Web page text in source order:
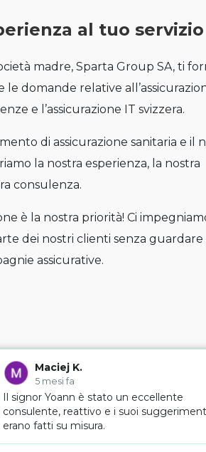
al tuo servizio
madre, Sparta Group SA, ti
domande relative
e l’assicurazione IT svizzera.
di assicurazione sanitaria e il
la nostra esperienza, la nostra
consulenza.
è la nostra priorità! Ci
dei nostri clienti senza guardare
assicurative.
Maciej K.
5 mesi fa
Il signor Yoann è stato un eccellente
consulente, reattivo e i suoi
erano fatti su misura.